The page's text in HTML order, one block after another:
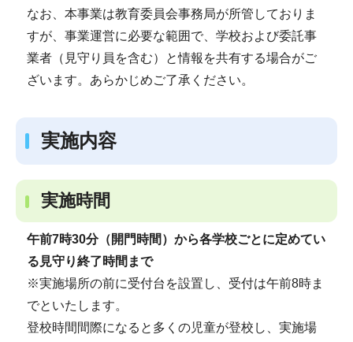
なお、本事業は教育委員会事務局が所管しておりま
すが、事業運営に必要な範囲で、学校および委託事
業者（見守り員を含む）と情報を共有する場合がご
ざいます。あらかじめご了承ください。
実施内容
実施時間
午前7時30分（開門時間）から各学校ごとに定めてい
る見守り終了時間まで
※実施場所の前に受付台を設置し、受付は午前8時ま
でといたします。
登校時間間際になると多くの児童が登校し、実施場